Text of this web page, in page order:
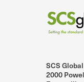
SCS
2000